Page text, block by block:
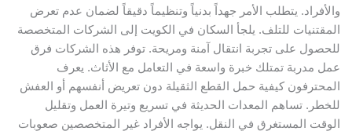
والأفراد. يتطلب الأمر جهداً بدنياً وتنظيماً دقيقاً لضمان عدم تعرض
المقتنيات للتلف. يلجأ السكان في الكويت إلى الشركات المتخصصة
للحصول على تجربة انتقال آمنة ومريحة. توفر هذه الشركات فرق
عمل مدربة تمتلك خبرة واسعة في التعامل مع الأثاث. يعرف
المحترفون كيفية حمل القطع الثقيلة دون تعريض أنفسهم أو العفش
للخطر. تساهم المعدات الحديثة في تسريع وتيرة العمل وتقليل
الوقت المستغرق في النقل. يواجه الأفراد غير المتخصصين صعوبات